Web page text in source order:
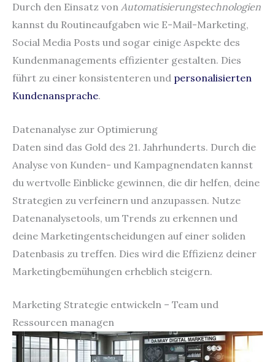
Durch den Einsatz von Automatisierungstechnologien
kannst du Routineaufgaben wie E-Mail-Marketing,
Social Media Posts und sogar einige Aspekte des
Kundenmanagements effizienter gestalten. Dies
führt zu einer konsistenteren und personalisierten
Kundenansprache.
Datenanalyse zur Optimierung
Daten sind das Gold des 21. Jahrhunderts. Durch die
Analyse von Kunden- und Kampagnendaten kannst
du wertvolle Einblicke gewinnen, die dir helfen, deine
Strategien zu verfeinern und anzupassen. Nutze
Datenanalysetools, um Trends zu erkennen und
deine Marketingentscheidungen auf einer soliden
Datenbasis zu treffen. Dies wird die Effizienz deiner
Marketingbemühungen erheblich steigern.
Marketing Strategie entwickeln – Team und
Ressourcen managen